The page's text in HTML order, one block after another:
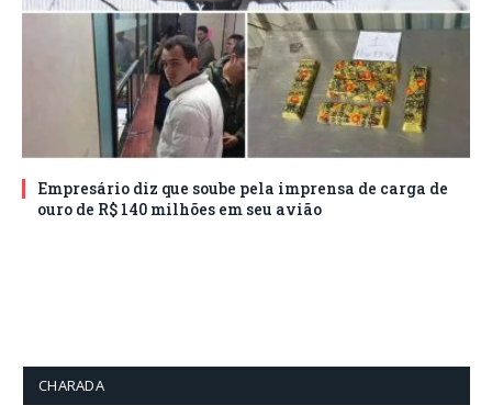
Empresário diz que soube pela imprensa de carga de
ouro de R$ 140 milhões em seu avião
CHARADA